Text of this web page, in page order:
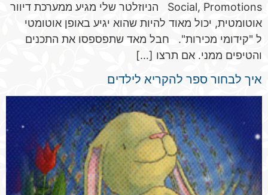
Social, Promotions הניוזלטר שלי מגיע ממערכת דיוור
אוטומטית, יכול מאוד להיות שהוא יגיע באופן אוטומטי
ל "קידומי מכירות". חבל מאד שתפספסו את התכנים
והטיפים ממני. אם תרצו […]
איך לבחור ספר להקריא לילדים